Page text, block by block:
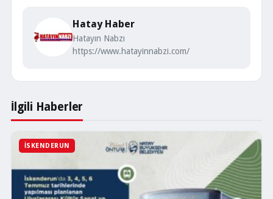
Hatay Haber
Hatayın Nabzı
https://www.hatayinnabzi.com/
İlgili Haberler
İSKENDERUN